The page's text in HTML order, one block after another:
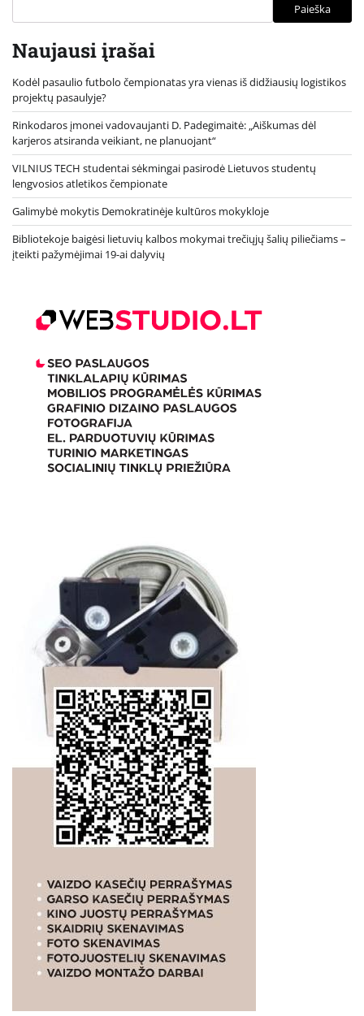
Paieška
Naujausi įrašai
Kodėl pasaulio futbolo čempionatas yra vienas iš didžiausių logistikos
projektų pasaulyje?
Rinkodaros įmonei vadovaujanti D. Padegimaitė: „Aiškumas dėl
karjeros atsiranda veikiant, ne planuojant“
VILNIUS TECH studentai sėkmingai pasirodė Lietuvos studentų
lengvosios atletikos čempionate
Galimybė mokytis Demokratinėje kultūros mokykloje
Bibliotekoje baigėsi lietuvių kalbos mokymai trečiųjų šalių piliečiams –
įteikti pažymėjimai 19-ai dalyvių